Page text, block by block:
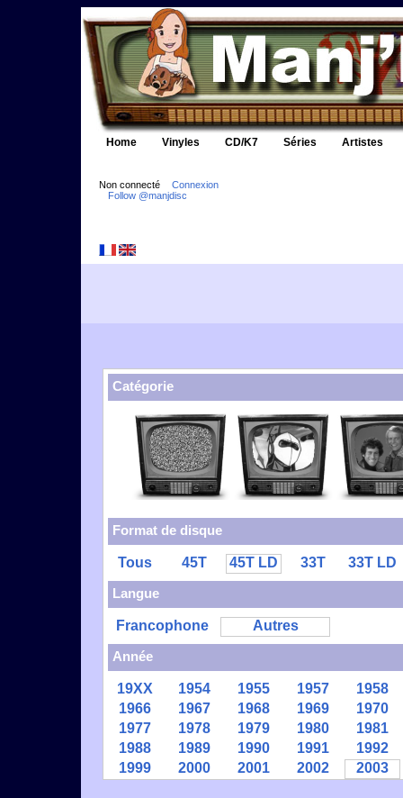
Home Vinyles CD/K7 Séries Artistes
Non connecté
Connexion
Follow @manjdisc
Catégorie
Format de disque
Tous 45T 45T LD 33T
33T LD
Langue
Francophone
Autres
Année
19XX 1954 1955 1957
1958
1966
1967 1968 1969
1970
1977
1978 1979 1980
1981
1988
1989 1990 1991
1992
1999
2000 2001 2002 2003